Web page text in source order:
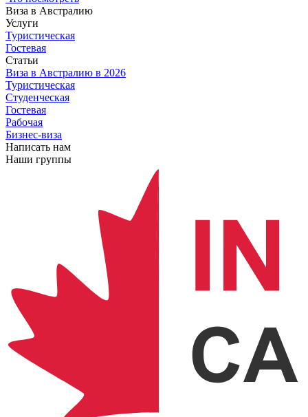
Виза в Австралию
Услуги
Туристическая
Гостевая
Статьи
Виза в Австралию в 2026
Туристическая
Студенческая
Гостевая
Рабочая
Бизнес-виза
Написать нам
Наши группы